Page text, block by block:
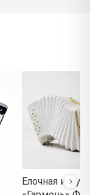
Елочная